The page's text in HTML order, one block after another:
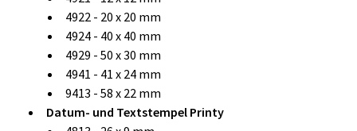
4922 - 20 x 20 mm
4924 - 40 x 40 mm
4929 - 50 x 30 mm
4941 - 41 x 24 mm
9413 - 58 x 22 mm
Datum- und Textstempel Printy